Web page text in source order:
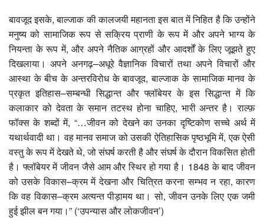
बावजूद इसके, बाल्जाक की कालजयी महानता इस बात में निहित है कि उन्होंने
मनुष्य को सामाजिक रूप से सक्रिय प्राणी के रूप में और अपने भाग्य के
नियन्ता के रूप में, और अपने नैतिक आग्रहों और आदर्शों के लिए जूझते हुए
दिखलाया। अपने अनगढ़–अधूरे वैज्ञानिक विचारों तथा अपने विचारों और
आस्था के बीच के अन्तरविरोध के बावजूद, बाल्जाक के सामाजिक मानव के
प्रकृत इतिहास–सम्बन्धी सिद्धान्त और फ्लॉबेयर के इस सिद्धान्त में कि
कलाकार को देवता के समान तटस्थ होना चाहिए, भारी अन्तर है। राल्फ़
फॉक्स के शब्दों में, “…जीवन को देखने का उनका दृष्टिकोण सच्चे अर्थ में
यथार्थवादी था। वह मानव समाज को उसकी ऐतिहासिक पृष्ठभूमि में, एक ऐसी
वस्तु के रूप में देखते थे, जो संघर्ष करती है और संघर्ष के दौरान विकसित होती
है। फ्लॉबेयर में जीवन जैसे आम और स्थिर हो गया है। 1848 के बाद जीवन
को उसके विकास–क्रम में देखना और चित्रित करना सम्भव न रहा, कारण
कि वह विकास–क्रम अत्यन्त पीड़ामय था। सो, जीवन उनके लिए एक जमी
हुई झील बन गया।” (‘उपन्यास और लोकजीवन’)